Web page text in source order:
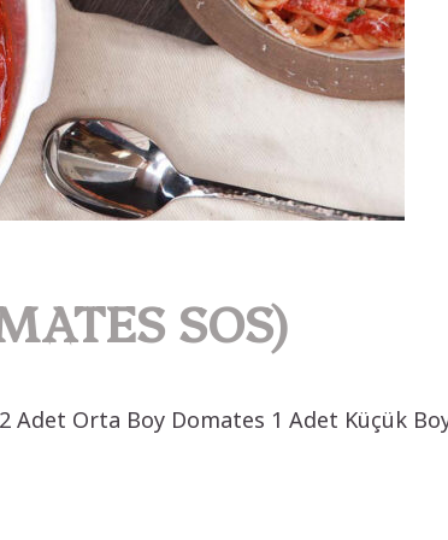
SOS)
2 Adet Orta Boy Domates 1 Adet Küçük